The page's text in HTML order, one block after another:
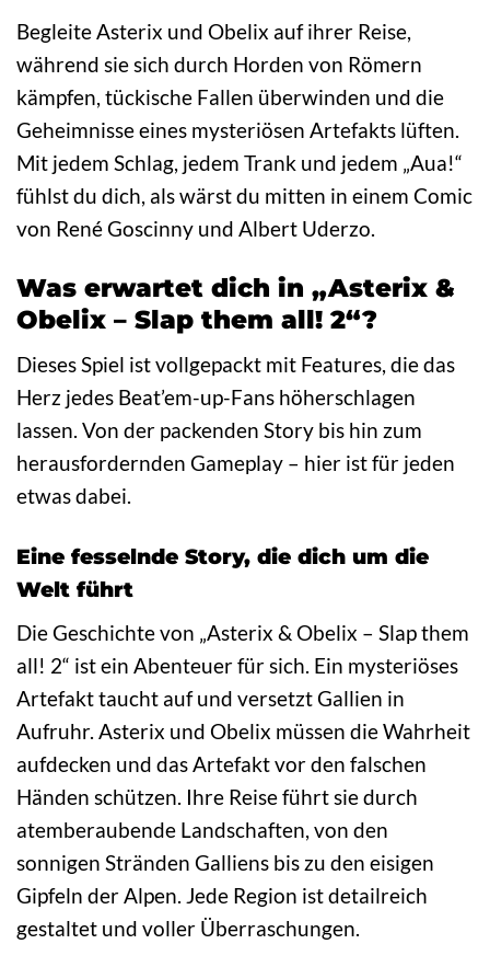
Begleite Asterix und Obelix auf ihrer Reise,
während sie sich durch Horden von Römern
kämpfen, tückische Fallen überwinden und die
Geheimnisse eines mysteriösen Artefakts lüften.
Mit jedem Schlag, jedem Trank und jedem „Aua!“
fühlst du dich, als wärst du mitten in einem Comic
von René Goscinny und Albert Uderzo.
Was erwartet dich in „Asterix &
Obelix – Slap them all! 2“?
Dieses Spiel ist vollgepackt mit Features, die das
Herz jedes Beat’em-up-Fans höherschlagen
lassen. Von der packenden Story bis hin zum
herausfordernden Gameplay – hier ist für jeden
etwas dabei.
Eine fesselnde Story, die dich um die
Welt führt
Die Geschichte von „Asterix & Obelix – Slap them
all! 2“ ist ein Abenteuer für sich. Ein mysteriöses
Artefakt taucht auf und versetzt Gallien in
Aufruhr. Asterix und Obelix müssen die Wahrheit
aufdecken und das Artefakt vor den falschen
Händen schützen. Ihre Reise führt sie durch
atemberaubende Landschaften, von den
sonnigen Stränden Galliens bis zu den eisigen
Gipfeln der Alpen. Jede Region ist detailreich
gestaltet und voller Überraschungen.